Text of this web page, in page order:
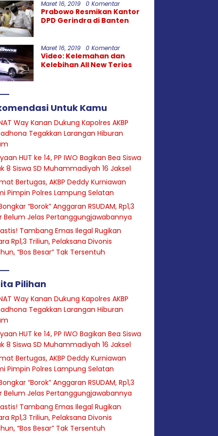
Maret 16, 2019 0 Komentar
Prabowo Resmikan Kantor
DPD Gerindra di Banten
Maret 16, 2019 0 Komentar
Video: Kelemahan dan
Kelebihan All New Terios
Untuk Kamu
Way Kanan Dukung Kapolres AKBP
Tegakkan Larangan Hiburan
HUT ke 14, PP IWO Bagikan Bea Siswa
8 Siswa SD Muhammadiyah 16 Jaksel
Bertugas, AKBP Deddy Kurniawan
Pimpin Polres Lampung Selatan
“Borok” Anggaran RSUDAM, Rp1,3
Belum Jelas Pertanggungjawabannya
Tambang Emas Ilegal Rugikan
Rp1,3 Triliun, Pelaksana Divonis
“Bos Besar” Tak Tersentuh
Pilihan
Way Kanan Dukung Kapolres AKBP
Tegakkan Larangan Hiburan
HUT ke 14, PP IWO Bagikan Bea Siswa
8 Siswa SD Muhammadiyah 16 Jaksel
Bertugas, AKBP Deddy Kurniawan
Pimpin Polres Lampung Selatan
“Borok” Anggaran RSUDAM, Rp1,3
Belum Jelas Pertanggungjawabannya
Tambang Emas Ilegal Rugikan
Rp1,3 Triliun, Pelaksana Divonis
“Bos Besar” Tak Tersentuh